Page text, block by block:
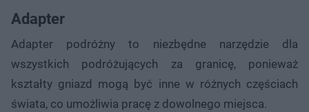
Adapter
Adapter podróżny to niezbędne narzędzie dla
wszystkich podróżujących za granicę, ponieważ
kształty gniazd mogą być inne w różnych częściach
świata, co umożliwia pracę z dowolnego miejsca.